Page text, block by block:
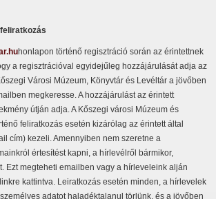
honlapon történő regisztráció során az érintettnek
a regisztrációval egyidejűleg hozzájárulását adja az
Városi Múzeum, Könyvtár és Levéltár a jövőben
megkeresse. A hozzájárulást az érintett
útján adja. A Kőszegi városi Múzeum és
feliratkozás esetén kizárólag az érintett által
cím) kezeli. Amennyiben nem szeretne a
értesítést kapni, a hírlevélről bármikor,
Ezt megteheti emailben vagy a hírleveleink alján
kattintva. Leiratkozás esetén minden, a hírlevelek
adatot haladéktalanul törlünk, és a jövőben